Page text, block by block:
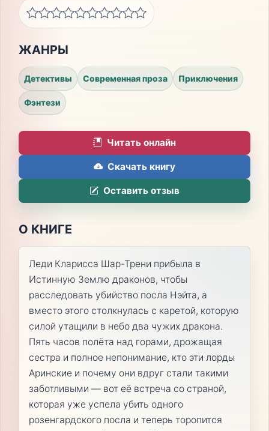
ЖАНРЫ
Детективы Современная проза Приключения
Фэнтези
Читать онлайн
Скачать книгу
Оставить отзыв
О КНИГЕ
Леди Кларисса Шар-Трени прибыла в
Истинную Землю драконов, чтобы
расследовать убийство посла Нэйта, а
вместо этого столкнулась с каретой, которую
силой утащили в небо два чужих дракона.
Пять часов полёта над горами, дрожащая
сестра и полное непонимание, кто эти лорды
Аринские и почему они вдруг стали такими
заботливыми — вот её встреча со страной,
которая уже успела убить одного
розенгардского посла и теперь торопится